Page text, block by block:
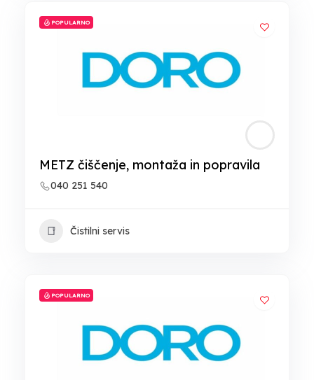
POPULARNO
METZ čiščenje, montaža in popravila
040 251 540
Čistilni servis
POPULARNO